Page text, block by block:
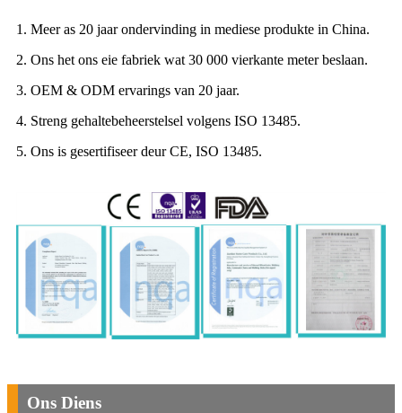
1. Meer as 20 jaar ondervinding in mediese produkte in China.
2. Ons het ons eie fabriek wat 30 000 vierkante meter beslaan.
3. OEM & ODM ervarings van 20 jaar.
4. Streng gehaltebeheerstelsel volgens ISO 13485.
5. Ons is gesertifiseer deur CE, ISO 13485.
Ons Diens